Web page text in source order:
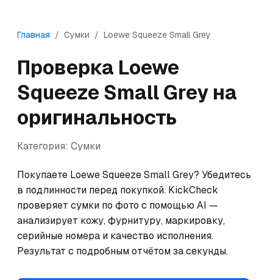
Главная / Сумки / Loewe Squeeze Small Grey
Проверка Loewe
Squeeze Small Grey на
оригинальность
Категория: Сумки
Покупаете Loewe Squeeze Small Grey? Убедитесь
в подлинности перед покупкой. KickCheck
проверяет сумки по фото с помощью AI —
анализирует кожу, фурнитуру, маркировку,
серийные номера и качество исполнения.
Результат с подробным отчётом за секунды.